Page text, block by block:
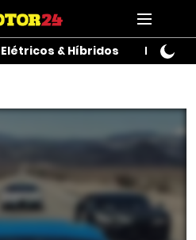
Elétricos & Híbridos Motos